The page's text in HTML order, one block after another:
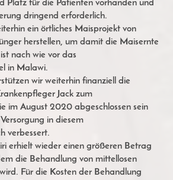
Platz für die Patienten vorhanden und
dringend erforderlich.
ein örtliches Maisprojekt von
herstellen, um damit die Maisernte
nach wie vor das
in Malawi.
wir weiterhin finanziell die
Jack zum
im August 2020 abgeschlossen sein
in diesem
verbessert.
erhielt wieder einen größeren Betrag
die Behandlung von mittellosen
Für die Kosten der Behandlung